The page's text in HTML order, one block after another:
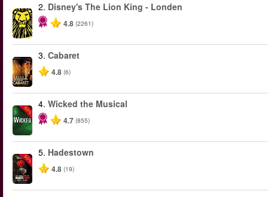
2. Disney's The Lion King - Londen
4.8 (2261)
3. Cabaret
4.8 (6)
-50%
4. Wicked the Musical
4.7 (855)
-50%
5. Hadestown
4.8 (19)